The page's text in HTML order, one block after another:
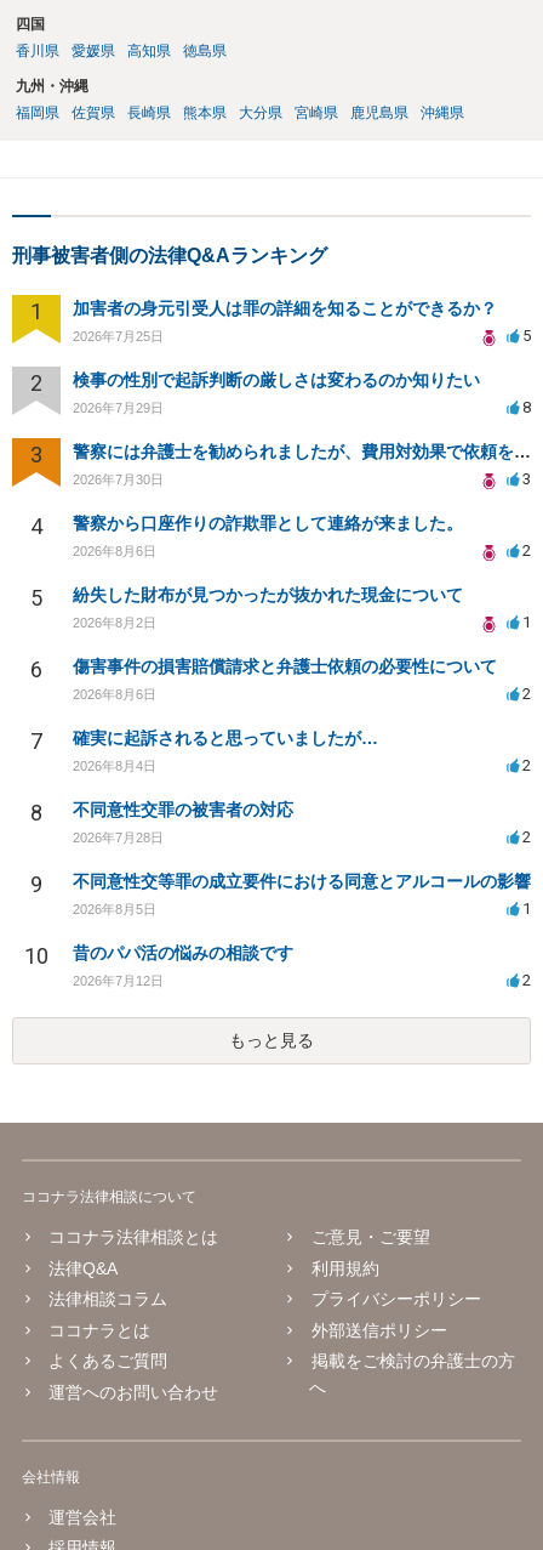
四国
香川県
愛媛県 高知県 徳島県
九州・沖縄
福岡県
佐賀県 長崎県 熊本県 大分県 宮崎県 鹿児島県 沖縄県
刑事被害者側の法律Q&Aランキング
1 加害者の身元引受人は罪の詳細を知ることができるか？
2026年7月25日 5
2 検事の性別で起訴判断の厳しさは変わるのか知りたい
2026年7月29日 8
3 警察には弁護士を勧められましたが、費用対効果で依頼をすることを躊躇しています。
2026年7月30日 3
4 警察から口座作りの詐欺罪として連絡が来ました。
2026年8月6日 2
5 紛失した財布が見つかったが抜かれた現金について
2026年8月2日 1
6 傷害事件の損害賠償請求と弁護士依頼の必要性について
2026年8月6日 2
7 確実に起訴されると思っていましたが…
2026年8月4日 2
8 不同意性交罪の被害者の対応
2026年7月28日 2
9 不同意性交等罪の成立要件における同意とアルコールの影響
2026年8月5日 1
10 昔のパパ活の悩みの相談です
2026年7月12日 2
もっと見る
ココナラ法律相談について
ココナラ法律相談とは
法律Q&A
法律相談コラム
ココナラとは
よくあるご質問
運営へのお問い合わせ
ご意見・ご要望
利用規約
プライバシーポリシー
外部送信ポリシー
掲載をご検討の弁護士の方
へ
会社情報
運営会社